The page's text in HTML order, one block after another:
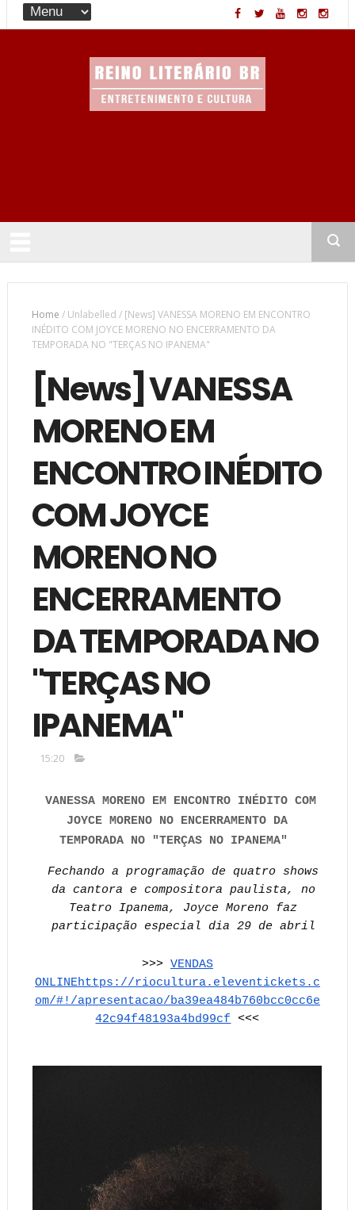
Home /Unlabelled / [News] VANESSA MORENO EM ENCONTRO
INÉDITO COM JOYCE MORENO NO ENCERRAMENTO DA
TEMPORADA NO "TERÇAS NO IPANEMA"
[News] VANESSA
MORENO EM
ENCONTRO INÉDITO
COM JOYCE
MORENO NO
ENCERRAMENTO
DA TEMPORADA NO
"TERÇAS NO
IPANEMA"
15:20
VANESSA MORENO EM ENCONTRO INÉDITO COM
JOYCE MORENO NO ENCERRAMENTO DA
TEMPORADA NO "TERÇAS NO IPANEMA"
Fechando a programação de quatro shows
da cantora e compositora paulista, no
Teatro Ipanema, Joyce Moreno faz
participação especial dia 29 de abril
>>> VENDAS
ONLINEhttps://riocultura.eleventickets.c
om/#!/apresentacao/ba39ea484b760bcc0cc6e
42c94f48193a4bd99cf <<<